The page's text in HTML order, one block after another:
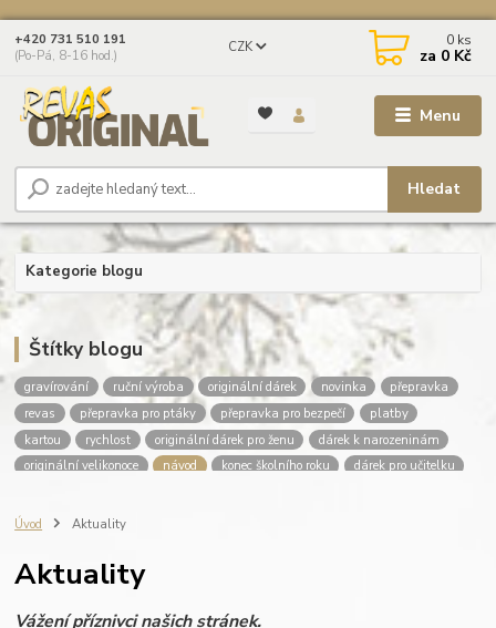
Menu
CZK
Hledat
+420 731 510 191
(Po-Pá, 8-16 hod.)
0 ks
za 0 Kč
Kategorie blogu
Štítky blogu
gravírování ruční výroba originální dárek novinka
přepravka
revas
přepravka pro ptáky přepravka pro bezpečí
platby
kartou
rychlost originální dárek pro ženu
dárek k narozeninám
originální velikonoce
návod konec školního roku
dárek pro učitelku
fotografie do dřeva
dovolená
miminko
personalizace
svatba dárek pro ženu
Úvod Aktuality
Aktuality
Vážení příznivci našich stránek.